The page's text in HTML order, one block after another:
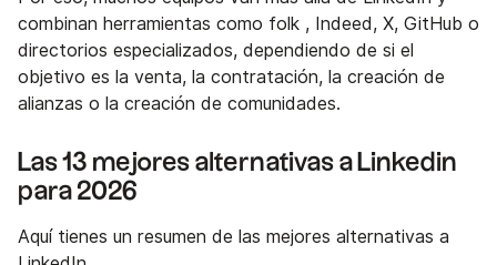
combinan herramientas como folk , Indeed, X, GitHub o
directorios especializados, dependiendo de si el
objetivo es la venta, la contratación, la creación de
alianzas o la creación de comunidades.
Las 13 mejores alternativas a Linkedin
para 2026
Aquí tienes un resumen de las mejores alternativas a